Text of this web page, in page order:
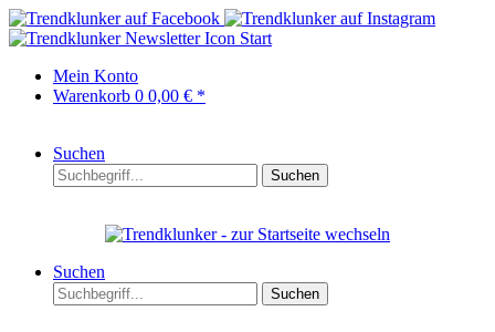
Start
Mein Konto
Warenkorb 0 0,00 € *
Suchen
Suchen
Suchen
Suchen